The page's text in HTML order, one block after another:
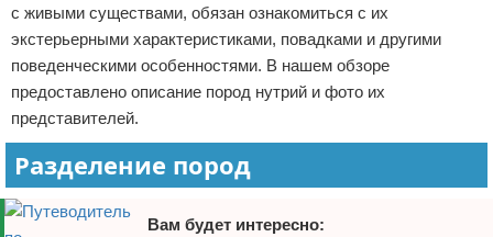
с живыми существами, обязан ознакомиться с их
экстерьерными характеристиками, повадками и другими
поведенческими особенностями. В нашем обзоре
предоставлено описание пород нутрий и фото их
представителей.
Разделение пород
Вам будет интересно: